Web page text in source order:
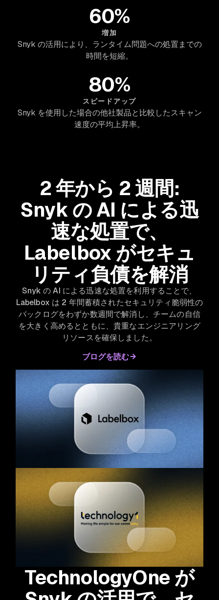
60%
増加
Snyk の活用により、ランタイム問題への処置までの
時間を短縮。
80%
スピードアップ
Snyk を使用した場合の他社製品と比較したスキャン
速度の平均上昇率。
2 年から 2 週間:
Snyk の AI による迅
速な処置で、
Labelbox がセキュ
リティ負債を解消
Snyk の AI による迅速な処置を利用することで、
Labelbox は 2 年間蓄積されたセキュリティ脆弱性の
バックログをわずか数週間で解消し、チームの自信
を大きく高めるとともに、貴重なエンジニアリング
リソースを確保しました。
ブログを読む
TechnologyOne が